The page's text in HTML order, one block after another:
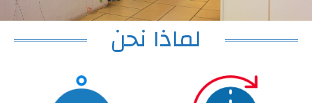
لماذا نحن